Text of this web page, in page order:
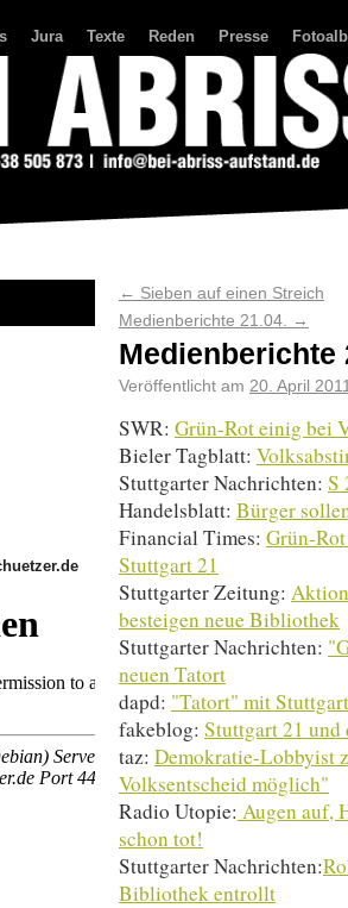
Jura Texte Reden Presse
← Sieben auf einen Streich
Medienberichte 21.04. →
Medienberichte
Veröffentlicht am 20. April
SWR: Grün-Rot einig bei
Bieler Tagblatt:
Stuttgarter Nachrichten: S
Handelsblatt: Bürger
Financial Times: Grün-
Stuttgart 21
Stuttgarter Zeitung:
besteigen neue Bibliothek
Stuttgarter Nachrichten:
neuen Tatort
dapd: "Tatort" mit
fakeblog: Stuttgart 21
taz: Demokratie-Lobbyist
Volksentscheid möglich"
Radio Utopie: Augen auf,
schon tot!
Stuttgarter Nachrichten:
Bibliothek entrollt